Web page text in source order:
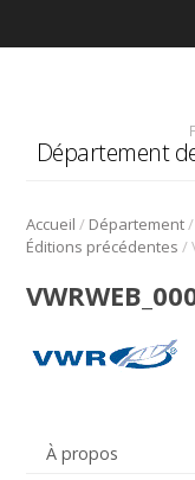
Département
Accueil / Département/
Éditions précédentes /
À propos